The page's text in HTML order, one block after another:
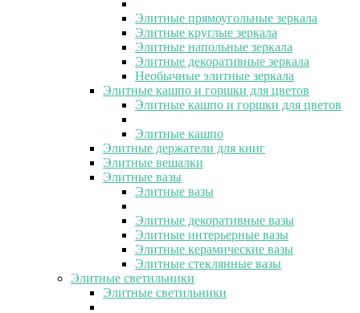
Элитные прямоугольные зеркала
Элитные круглые зеркала
Элитные напольные зеркала
Элитные декоративные зеркала
Необычные элитные зеркала
Элитные кашпо и горшки для цветов
Элитные кашпо и горшки для цветов
Элитные кашпо
Элитные держатели для книг
Элитные вешалки
Элитные вазы
Элитные вазы
Элитные декоративные вазы
Элитные интерьерные вазы
Элитные керамические вазы
Элитные стеклянные вазы
Элитные светильники
Элитные светильники